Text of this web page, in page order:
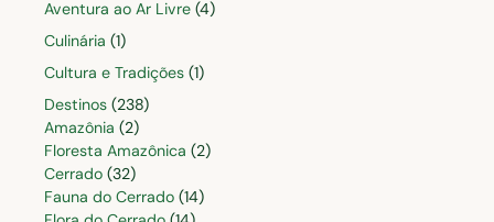
Aventura ao Ar Livre (4)
Culinária (1)
Cultura e Tradições (1)
Destinos (238)
Amazônia (2)
Floresta Amazônica (2)
Cerrado (32)
Fauna do Cerrado (14)